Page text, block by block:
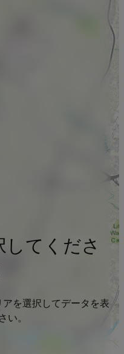
てくださ
を選択してデータを表
い。